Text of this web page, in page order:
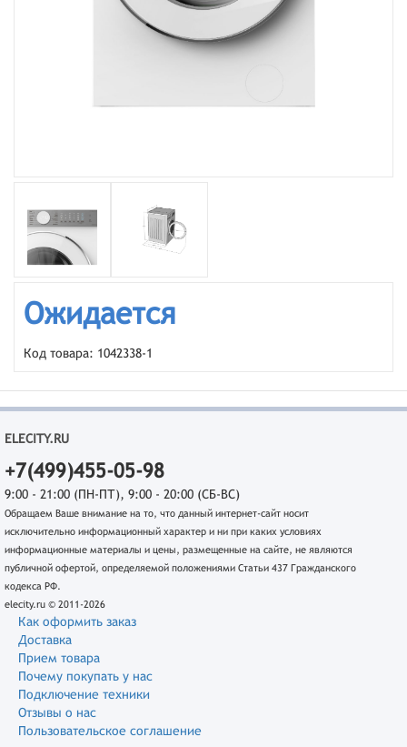
Ожидается
Код товара: 1042338-1
ELECITY.RU
+7(499)455-05-98
9:00 - 21:00 (ПН-ПТ), 9:00 - 20:00 (СБ-ВС)
Обращаем Ваше внимание на то, что данный интернет-сайт носит
исключительно информационный характер и ни при каких условиях
информационные материалы и цены, размещенные на сайте, не являются
публичной офертой, определяемой положениями Статьи 437 Гражданского
кодекса РФ.
elecity.ru © 2011-2026
Как оформить заказ
Доставка
Прием товара
Почему покупать у нас
Подключение техники
Отзывы о нас
Пользовательское соглашение